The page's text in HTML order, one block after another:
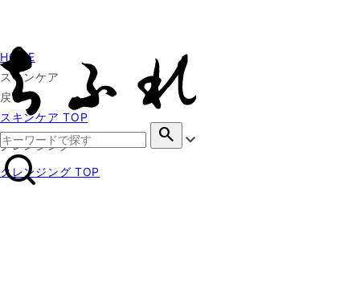
search
HOME
スキンケア
戻る
スキンケア TOP
クレンジング
クレンジング TOP